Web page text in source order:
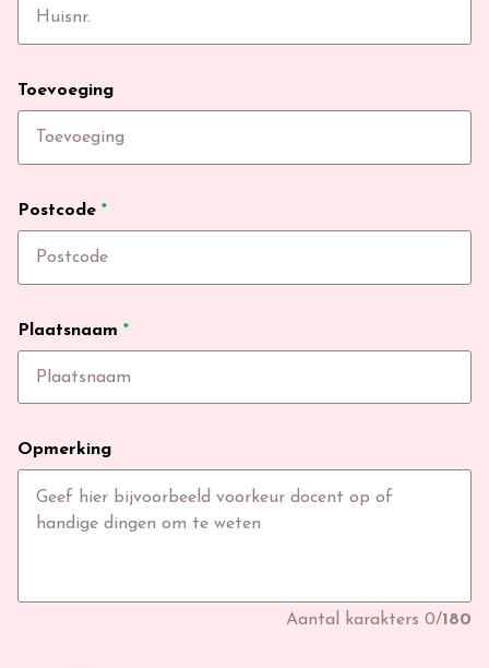
Toevoeging
Postcode *
Plaatsnaam *
Opmerking
Aantal karakters 0/180